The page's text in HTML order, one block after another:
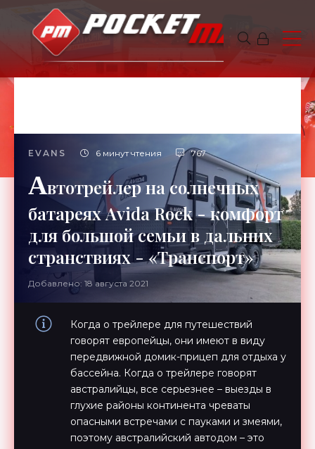
EVANS 6 минут чтения 767
Автотрейлер на солнечных
батареях Avida Rock - комфорт
для большой семьи в дальних
странствиях - «Транспорт»
Добавлено: 18 августа 2021
Когда о трейлере для путешествий
говорят европейцы, они имеют в виду
передвижной домик-прицеп для отдыха у
бассейна. Когда о трейлере говорят
австралийцы, все серьезнее – выезды в
глухие районы континента чреваты
опасными встречами с пауками и змеями,
поэтому австралийский автодом – это